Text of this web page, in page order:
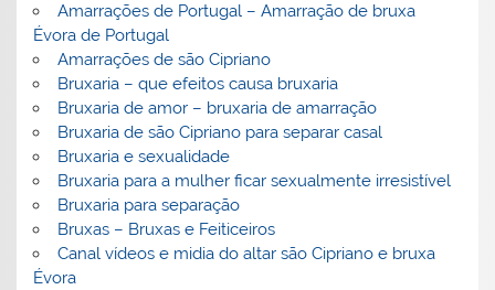
Amarrações de Portugal – Amarração de bruxa
Évora de Portugal
Amarrações de são Cipriano
Bruxaria – que efeitos causa bruxaria
Bruxaria de amor – bruxaria de amarração
Bruxaria de são Cipriano para separar casal
Bruxaria e sexualidade
Bruxaria para a mulher ficar sexualmente irresistível
Bruxaria para separação
Bruxas – Bruxas e Feiticeiros
Canal vídeos e midia do altar são Cipriano e bruxa
Évora